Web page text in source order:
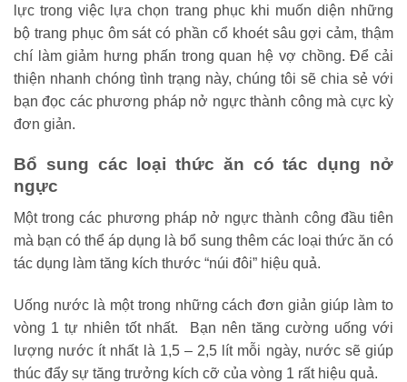
lực trong việc lựa chọn trang phục khi muốn diện những
bộ trang phục ôm sát có phần cổ khoét sâu gợi cảm, thậm
chí làm giảm hưng phấn trong quan hệ vợ chồng. Để cải
thiện nhanh chóng tình trạng này, chúng tôi sẽ chia sẻ với
bạn đọc các phương pháp nở ngực thành công mà cực kỳ
đơn giản.
Bổ sung các loại thức ăn có tác dụng nở
ngực
Một trong các phương pháp nở ngực thành công đầu tiên
mà bạn có thể áp dụng là bổ sung thêm các loại thức ăn có
tác dụng làm tăng kích thước “núi đôi” hiệu quả.
Uống nước là một trong những cách đơn giản giúp làm to
vòng 1 tự nhiên tốt nhất. Bạn nên tăng cường uống với
lượng nước ít nhất là 1,5 – 2,5 lít mỗi ngày, nước sẽ giúp
thúc đẩy sự tăng trưởng kích cỡ của vòng 1 rất hiệu quả.